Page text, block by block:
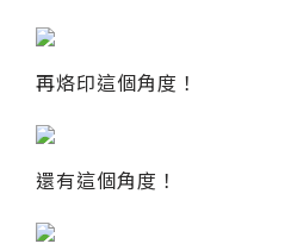
再烙印這個角度！
還有這個角度！